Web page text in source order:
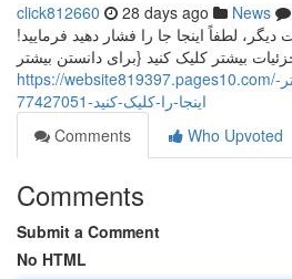
click812660 28 days ago News
لطفاً اینجا جا را فشار دهید فرمایید!
بیشتر کلیک کنید {برای دانستن بیشتر
https://website819397.pages10.com/برای-کسب-اطلاعات-بیشتر-
اینجا-را-کلیک-کنید-77427051
Comments
Who Upvoted
Comments
Submit a Comment
No HTML